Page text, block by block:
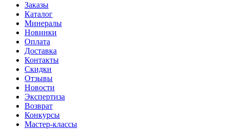
Заказы
Каталог
Минералы
Новинки
Оплата
Доставка
Контакты
Скидки
Отзывы
Новости
Экспертиза
Возврат
Конкурсы
Мастер-классы